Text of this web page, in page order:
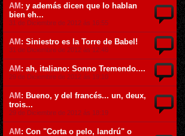
AM : y además dicen que lo hablan
bien eh...
31 de Diciembre de 2012 ás 16:55
AM : Siniestro es la Torre de Babel!
31 de Diciembre de 2012 ás 12:46
AM : ah, italiano: Sonno Tremendo....
29 de Diciembre de 2012 ás 19:10
AM : Bueno, y del francés... un, deux,
trois...
29 de Diciembre de 2012 ás 18:19
AM : Con "Corta o pelo, landrú" o